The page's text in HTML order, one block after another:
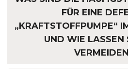
FÜR EINE
„KRAFTSTOFFPUMPE“
UND WIE LASSEN